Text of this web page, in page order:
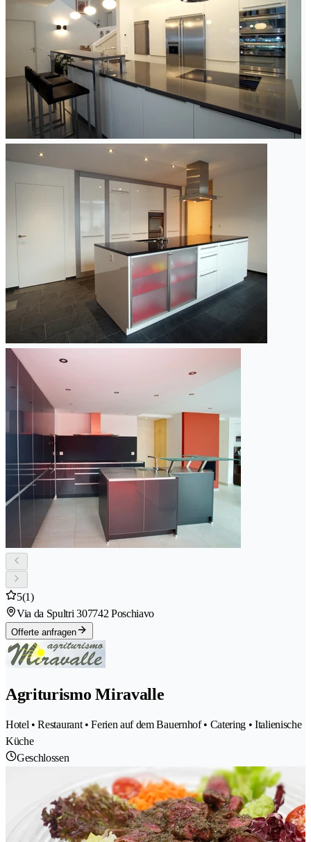
5(1)
Via da Spultri 307742 Poschiavo
Offerte anfragen
Agriturismo Miravalle
Hotel • Restaurant • Ferien auf dem Bauernhof • Catering • Italienische
Küche
Geschlossen